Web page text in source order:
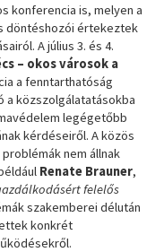
konferencia is, melyen a
döntéshozói értekeztek
A július 3. és 4.
– okos városok a
a fenntarthatóság
a közszolgálatatásokba
legégetőbb
kérdéseiről. A közös
nem állnak
Renate Brauner,
felelős
szakemberei délután
konkrét